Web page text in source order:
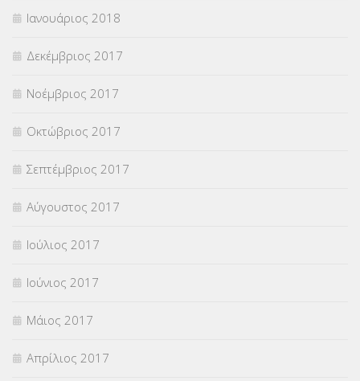
Ιανουάριος 2018
Δεκέμβριος 2017
Νοέμβριος 2017
Οκτώβριος 2017
Σεπτέμβριος 2017
Αύγουστος 2017
Ιούλιος 2017
Ιούνιος 2017
Μάιος 2017
Απρίλιος 2017